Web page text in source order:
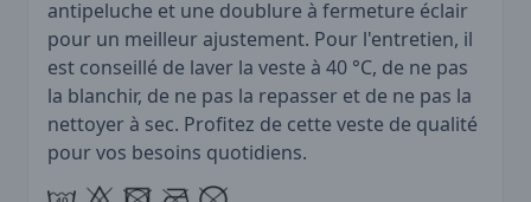
antipeluche et une doublure à fermeture éclair
pour un meilleur ajustement. Pour l'entretien, il
est conseillé de laver la veste à 40 °C, de ne pas
la blanchir, de ne pas la repasser et de ne pas la
nettoyer à sec. Profitez de cette veste de qualité
pour vos besoins quotidiens.